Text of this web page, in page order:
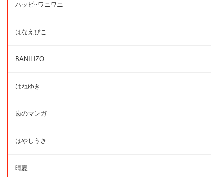
ハッピ~ワニワニ
はなえぴこ
BANILIZO
はねゆき
歯のマンガ
はやしうき
晴夏